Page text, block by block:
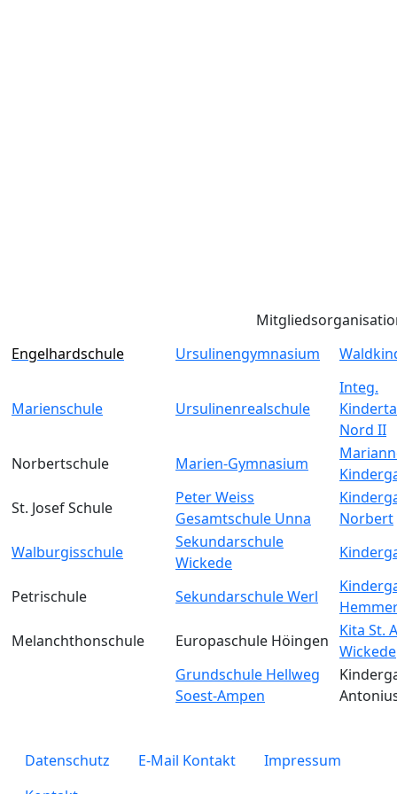
Engelhardschule
Ursulinengymnasium
Marienschule Ursulinenrealschule
Integ.
Nord II
Norbertschule
Marien-Gymnasium
St. Josef Schule
Peter Weiss
Gesamtschule Unna
Norbert
Walburgisschule
Sekundarschule
Wickede
Petrischule Sekundarschule Werl
Melanchthonschule
Europaschule Höingen
Kita St.
Wickede
Grundschule Hellweg
Soest-Ampen
legals
Datenschutz E-Mail Kontakt
Impressum